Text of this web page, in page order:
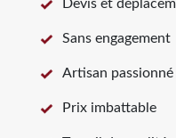
Devis et
Sans engagement
Artisan passionné
Prix imbattable